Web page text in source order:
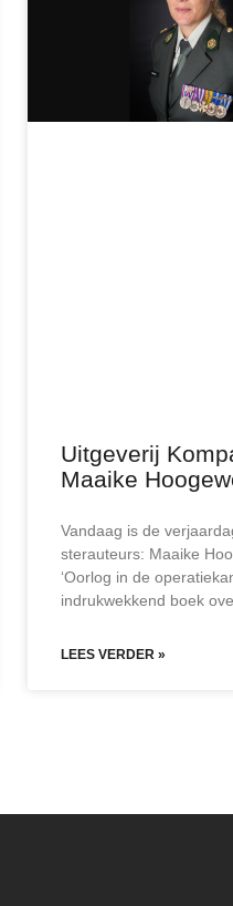
Uitgeverij
Maaike
Vandaag is de
sterauteurs: Maaike
‘Oorlog in de
indrukwekkend boek
LEES VERDER »